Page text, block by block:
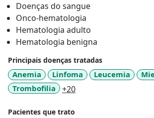
Doenças do sangue
Onco-hematologia
Hematologia adulto
Hematologia benigna
Principais doenças tratadas
Anemia Linfoma Leucemia
Trombofilia
+20
Pacientes que trato